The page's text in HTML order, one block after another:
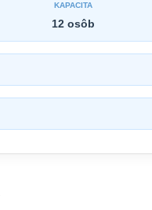
KAPACITA
12 osôb